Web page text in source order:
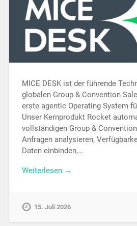
MICE DESK ist der führende
globalen Group & Convention
erste agentic Operating System
Unser Kernprodukt Rocket
vollständigen Group &
Anfragen analysieren,
Daten einbinden,…
Weiterlesen →
15. Juli 2026